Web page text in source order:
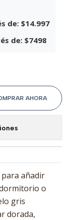
de: $14.997
de: $7498
AHORA
para añadir
o
gris
dorada,